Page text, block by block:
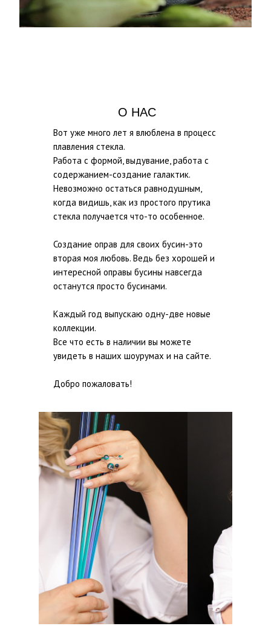
О НАС
Вот уже много лет я влюблена в процесс
плавления стекла.
Работа с формой, выдувание, работа с
содержанием-создание галактик.
Невозможно остаться равнодушным,
когда видишь, как из простого прутика
стекла получается что-то особенное.
Создание оправ для своих бусин-это
вторая моя любовь. Ведь без хорошей и
интересной оправы бусины навсегда
останутся просто бусинами.
Каждый год выпускаю одну-две новые
коллекции.
Все что есть в наличии вы можете
увидеть в наших шоурумах и на сайте.
Добро пожаловать!